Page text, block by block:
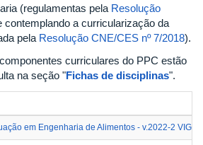
(regulamentas pela Resolução
contemplando a curricularização da
pela Resolução CNE/CES nº 7/2018).
curriculares do PPC estão
na seção "Fichas de disciplinas".
em Engenharia de Alimentos - v.2022-2